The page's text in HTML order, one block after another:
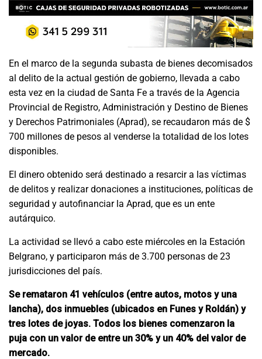
En el marco de la segunda subasta de bienes decomisados
al delito de la actual gestión de gobierno, llevada a cabo
esta vez en la ciudad de Santa Fe a través de la Agencia
Provincial de Registro, Administración y Destino de Bienes
y Derechos Patrimoniales (Aprad), se recaudaron más de $
700 millones de pesos al venderse la totalidad de los lotes
disponibles.
El dinero obtenido será destinado a resarcir a las víctimas
de delitos y realizar donaciones a instituciones, políticas de
seguridad y autofinanciar la Aprad, que es un ente
autárquico.
La actividad se llevó a cabo este miércoles en la Estación
Belgrano, y participaron más de 3.700 personas de 23
jurisdicciones del país.
Se remataron 41 vehículos (entre autos, motos y una
lancha), dos inmuebles (ubicados en Funes y Roldán) y
tres lotes de joyas. Todos los bienes comenzaron la
puja con un valor de entre un 30% y un 40% del valor de
mercado.